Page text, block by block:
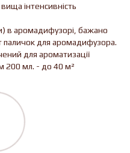
інтенсивність
в аромадифузорі, бажано
паличок для аромадифузора.
для ароматизації
200 мл. - до 40 м²